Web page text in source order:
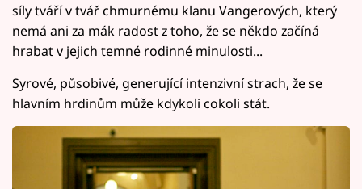
síly tváří v tvář chmurnému klanu Vangerových, který
nemá ani za mák radost z toho, že se někdo začíná
hrabat v jejich temné rodinné minulosti...
Syrové, působivé, generující intenzivní strach, že se
hlavním hrdinům může kdykoli cokoli stát.